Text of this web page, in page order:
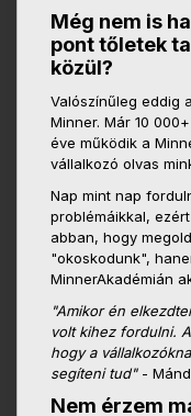
Még nem is
pont tőletek
közül?
Valószínűleg eddig
Minner. Már 10
éve működik a
vállalkozó olvas
Nap mint nap
problémáikkal,
abban, hogy
"okoskodunk",
MinnerAkadémián
"Amikor én
volt kihez fordulni.
hogy a
segíteni tud" -
Nem érzem